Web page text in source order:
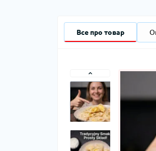
Все про товар